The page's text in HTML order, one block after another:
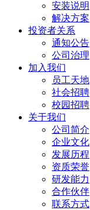
安装说明
解决方案
投资者关系
通知公告
公司治理
加入我们
员工天地
社会招聘
校园招聘
关于我们
公司简介
企业文化
发展历程
资质荣誉
研发能力
合作伙伴
联系方式